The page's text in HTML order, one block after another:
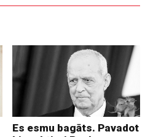
Es esmu bagāts. Pavadot